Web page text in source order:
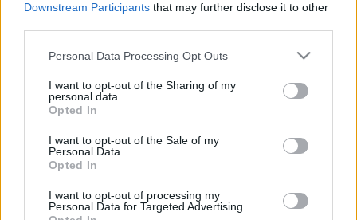
Downstream Participants that may further disclose it to other
Please note that this website/app uses one or more Google
not limited to your visit or usage behaviour. You may click to
grant or deny consent to Google and its third-party tags to
use your data for below specified purposes in below Google
consent section.
Personal Data Processing Opt Outs
I want to opt-out of the Sharing of my
personal data.
Opted In
I want to opt-out of the Sale of my
Personal Data.
Opted In
I want to opt-out of processing my
Personal Data for Targeted Advertising.
AUSZTRIÁBAN FELOLDOTTÁK AZ ÉJSZAKAI
KIJÁRÁSI KORLÁTOZÁST
2021. május. 16. 11:09
nyitás lép érvénybe, azaz újra látogathatók lesznek az
éttermek, hotelek, valamint a kulturális és sportrendezvények.
2021. május. 10. 17:16
Bemutatta a május 19-i nyitás végleges szabályait az osztrák
PÉNTEKEN NYITJA A KAPUIT A SZOMBATHELYI